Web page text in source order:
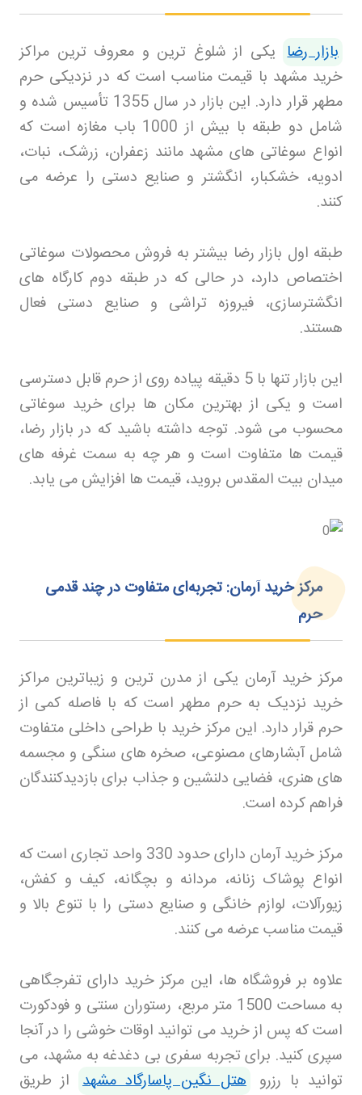
بازار رضا یکی از شلوغ ترین و معروف ترین مراکز
خرید مشهد با قیمت مناسب است که در نزدیکی حرم
مطهر قرار دارد. این بازار در سال 1355 تأسیس شده و
شامل دو طبقه با بیش از 1000 باب مغازه است که
انواع سوغاتی های مشهد مانند زعفران، زرشک، نبات،
ادویه، خشکبار، انگشتر و صنایع دستی را عرضه می
کنند.
طبقه اول بازار رضا بیشتر به فروش محصولات سوغاتی
اختصاص دارد، در حالی که در طبقه دوم کارگاه های
انگشترسازی، فیروزه تراشی و صنایع دستی فعال
هستند.
این بازار تنها با 5 دقیقه پیاده روی از حرم قابل دسترسی
است و یکی از بهترین مکان ها برای خرید سوغاتی
محسوب می شود. توجه داشته باشید که در بازار رضا،
قیمت ها متفاوت است و هر چه به سمت غرفه های
میدان بیت المقدس بروید، قیمت ها افزایش می یابد.
مرکز خرید آرمان: تجربه‌ای متفاوت در چند قدمی
حرم
مرکز خرید آرمان یکی از مدرن ترین و زیباترین مراکز
خرید نزدیک به حرم مطهر است که با فاصله کمی از
حرم قرار دارد. این مرکز خرید با طراحی داخلی متفاوت
شامل آبشارهای مصنوعی، صخره های سنگی و مجسمه
های هنری، فضایی دلنشین و جذاب برای بازدیدکنندگان
فراهم کرده است.
مرکز خرید آرمان دارای حدود 330 واحد تجاری است که
انواع پوشاک زنانه، مردانه و بچگانه، کیف و کفش،
زیورآلات، لوازم خانگی و صنایع دستی را با تنوع بالا و
قیمت مناسب عرضه می کنند.
علاوه بر فروشگاه ها، این مرکز خرید دارای تفرجگاهی
به مساحت 1500 متر مربع، رستوران سنتی و فودکورت
است که پس از خرید می توانید اوقات خوشی را در آنجا
سپری کنید. برای تجربه سفری بی دغدغه به مشهد، می
توانید با رزرو هتل نگین پاسارگاد مشهد از طریق